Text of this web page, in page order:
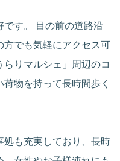
です。 目の前の道路沿
方でも気軽にアクセス可
りマルシェ」周辺のコ
物を持って長時間歩く
処も充実しており、長時